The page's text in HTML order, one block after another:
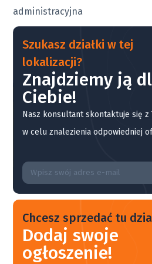
Szukasz działki w tej
lokalizacji?
Znajdziemy ją
Ciebie!
Nasz konsultant skontaktuje się z
w celu znalezienia odpowiedniej
Chcesz sprzedać tu
Dodaj swoje
ogłoszenie!